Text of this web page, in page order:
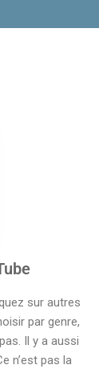
sur autres
par genre,
Il y a aussi
n’est pas la